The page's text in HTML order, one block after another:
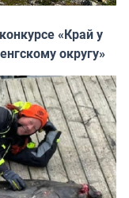
«Край у
округу»